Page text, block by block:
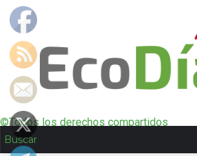
©Todos los derechos compartidos